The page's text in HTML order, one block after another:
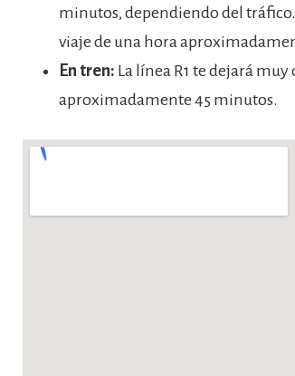
minutos, dependiendo del
viaje de una hora
En tren: La línea R1 te dejará
aproximadamente 45 minutos.